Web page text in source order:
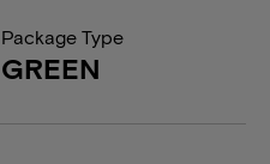
Package Type
GREEN